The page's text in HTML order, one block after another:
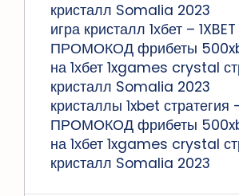
кристалл Somalia 2023
игра кристалл 1хбет – 1XBET
ПРОМОКОД фрибеты
на 1хбет 1xgames crystal
кристалл Somalia 2023
кристаллы 1xbet стратегия
ПРОМОКОД фрибеты
на 1хбет 1xgames crystal
кристалл Somalia 2023